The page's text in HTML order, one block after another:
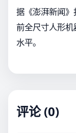
据《澎湃新闻
前全尺寸人形
水平。
评论 (0)